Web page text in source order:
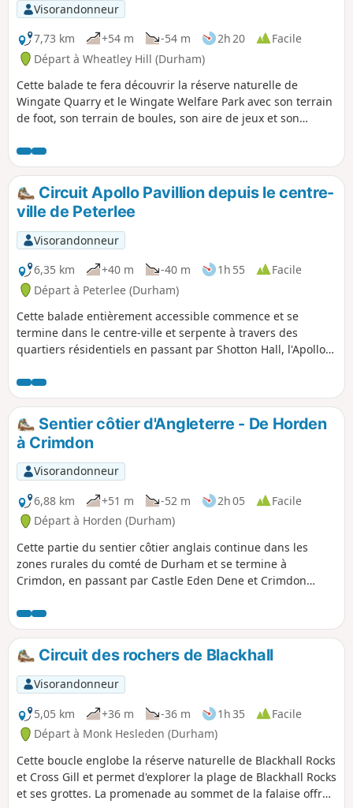
Visorandonneur
7,73 km
+54 m -54 m 2h 20
Facile
Départ à Wheatley Hill (Durham)
Cette balade te fera découvrir la réserve naturelle de
Wingate Quarry et le Wingate Welfare Park avec son terrain
de foot, son terrain de boules, son aire de jeux et son
passe par le site de la mine Wingate Grange, puis, au
retour, suit l'ancienne voie ferrée de Wingate.
Circuit Apollo Pavillion depuis le centre-
ville de Peterlee
Visorandonneur
6,35 km
+40 m -40 m 1h 55
Facile
Départ à Peterlee (Durham)
Cette balade entièrement accessible commence et se
termine dans le centre-ville et serpente à travers des
quartiers résidentiels en passant par Shotton Hall, l'Apollo
Sentier côtier d'Angleterre - De Horden
à Crimdon
Visorandonneur
6,88 km
+51 m -52 m 2h 05
Facile
Départ à Horden (Durham)
Cette partie du sentier côtier anglais continue dans les
zones rurales du comté de Durham et se termine à
Crimdon, en passant par Castle Eden Dene et Crimdon
pourras explorer des réserves naturelles et des formations
rocheuses, ainsi que de longues plages de sable et des
dunes. Cette partie comporte quelques pentes raides et des
marches et n'est donc pas accessible.
Circuit des rochers de Blackhall
Visorandonneur
5,05 km
+36 m -36 m 1h 35
Facile
Départ à Monk Hesleden (Durham)
Cette boucle englobe la réserve naturelle de Blackhall Rocks
et Cross Gill et permet d'explorer la plage de Blackhall Rocks
et ses grottes. La promenade au sommet de la falaise offre